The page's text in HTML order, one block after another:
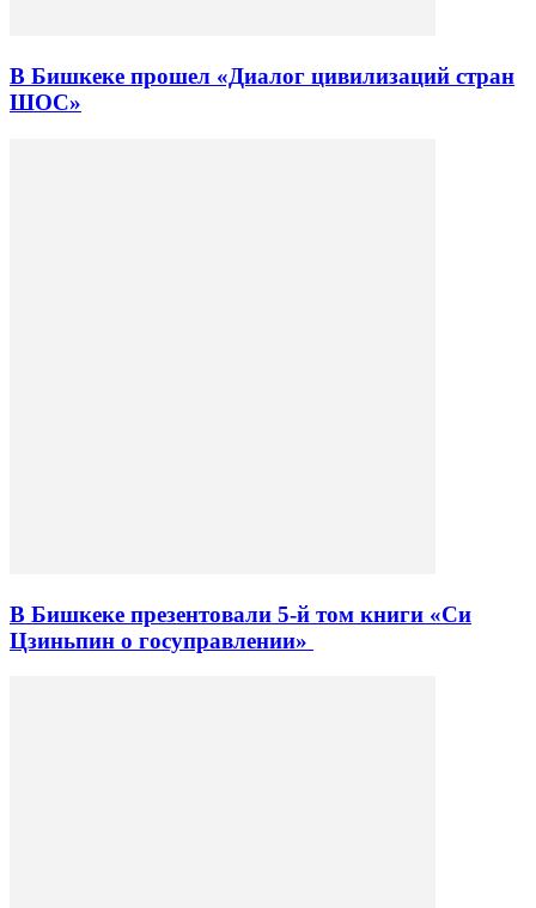
В Бишкеке прошел «Диалог цивилизаций стран
ШОС»
В Бишкеке презентовали 5-й том книги «Си
Цзиньпин о госуправлении»